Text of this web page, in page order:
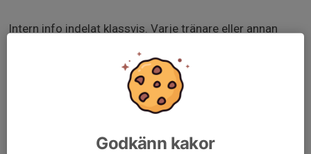
Intern info indelat klassvis. Varje tränare eller annan
som gäller för just dem.
Elit: Exempel, Har bokat bussen, avresa klockan 07:30
från Halmstad Arena. Pelle kör service för oss.
Godkänn kakor